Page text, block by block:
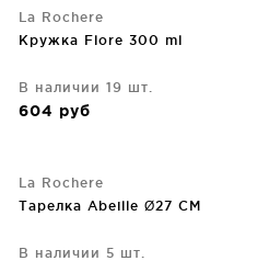
La Rochere
Кружка Flore 300 ml
В наличии 19 шт.
604 руб
La Rochere
Тарелка Abeille Ø27 CM
В наличии 5 шт.